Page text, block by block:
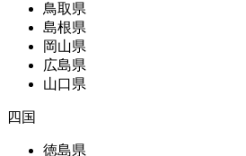
鳥取県
島根県
岡山県
広島県
山口県
四国
徳島県